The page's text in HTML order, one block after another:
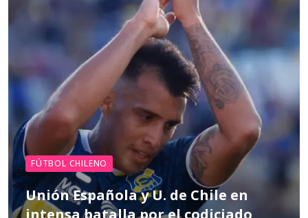
FÚTBOL CHILENO
Unión Española y U. de Chile en
intensa batalla por el codiciado